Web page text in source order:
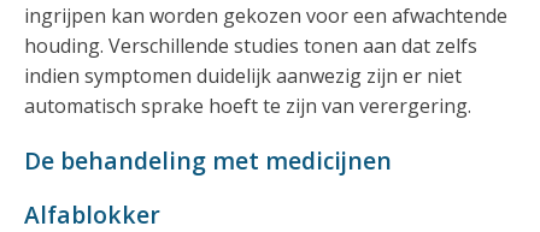
ingrijpen kan worden gekozen voor een afwachtende
houding. Verschillende studies tonen aan dat zelfs
indien symptomen duidelijk aanwezig zijn er niet
automatisch sprake hoeft te zijn van verergering.
De behandeling met medicijnen
Alfablokker